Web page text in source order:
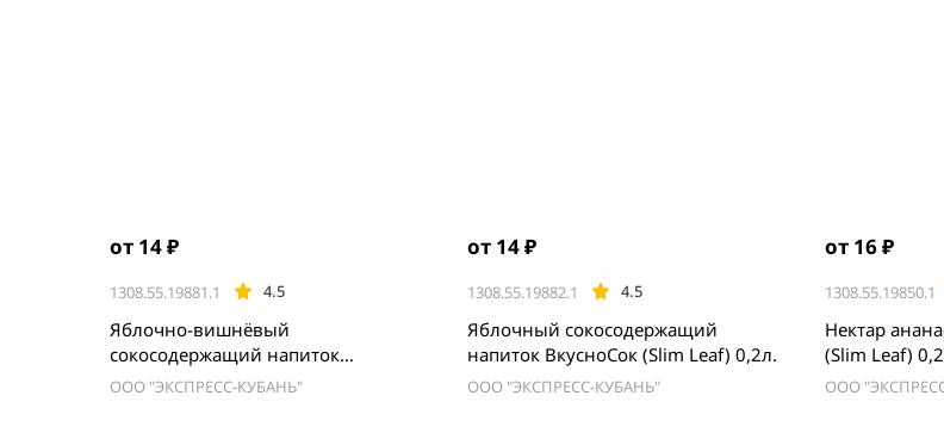
от 14 ₽
1308.55.19881.1 4.5
Яблочно-вишнёвый
сокосодержащий напиток
ВкусноСок (Slim Leaf) 0,2л.
ООО "ЭКСПРЕСС-КУБАНЬ"
от 14 ₽
1308.55.19882.1 4.5
Яблочный сокосодержащий
напиток ВкусноСок (Slim Leaf) 0,2л.
ООО "ЭКСПРЕСС-КУБАНЬ"
от 16 ₽
1308.55.19850.1
Нектар
(Slim Leaf)
ООО